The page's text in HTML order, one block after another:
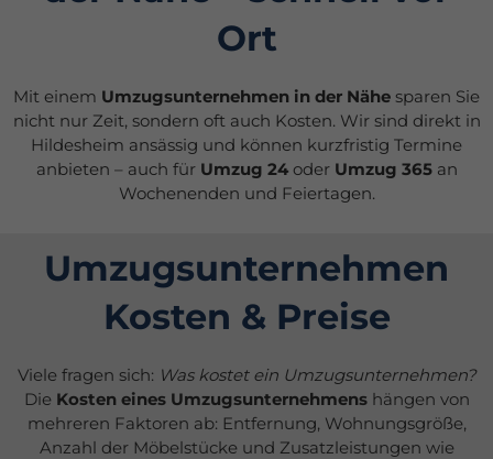
Ort
Mit einem Umzugsunternehmen in der Nähe sparen Sie
nicht nur Zeit, sondern oft auch Kosten. Wir sind direkt in
Hildesheim ansässig und können kurzfristig Termine
anbieten – auch für Umzug 24oder Umzug 365an
Wochenenden und Feiertagen.
Umzugsunternehmen
Kosten & Preise
Viele fragen sich: Was kostet ein Umzugsunternehmen?
Die Kosten eines Umzugsunternehmenshängen von
mehreren Faktoren ab: Entfernung, Wohnungsgröße,
Anzahl der Möbelstücke und Zusatzleistungen wie